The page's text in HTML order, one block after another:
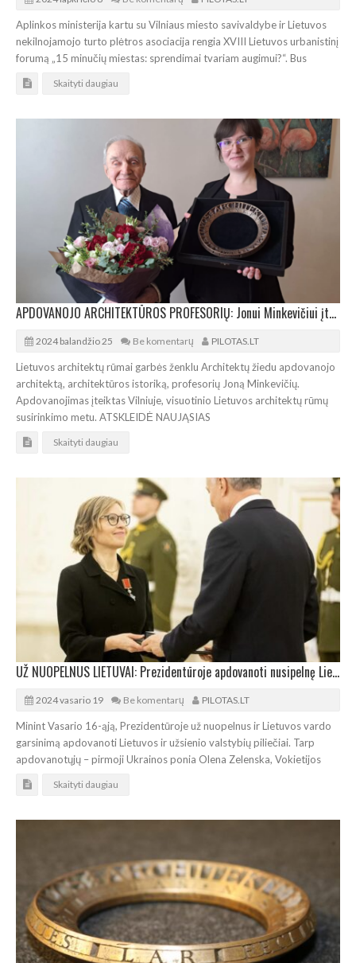
Aplinkos ministerija kartu su Vilniaus miesto savivaldybe ir Lietuvos
nekilnojamojo turto plėtros asociacija rengia XVIII Lietuvos urbanistinį
forumą „15 minučių miestas: sprendimai tvariam augimui?“. Bus
Skaityti daugiau
APDOVANOJO ARCHITEKTŪROS PROFESORIŲ: Jonui Minkevičiui įteiktas Architektų žiedas
2024 balandžio 25 Be komentarų PILOTAS.LT
Lietuvos architektų rūmai garbės ženklu Architektų žiedu apdovanojo
architektą, architektūros istoriką, profesorių Joną Minkevičių.
Apdovanojimas įteiktas Vilniuje, visuotinio Lietuvos architektų rūmų
susirinkimo metu. ATSKLEIDĖ NAUJĄSIAS
Skaityti daugiau
UŽ NUOPELNUS LIETUVAI: Prezidentūroje apdovanoti nusipelnę Lietuvos ir užsienio piliečiai
2024 vasario 19 Be komentarų PILOTAS.LT
Minint Vasario 16-ąją, Prezidentūroje už nuopelnus ir Lietuvos vardo
garsinimą apdovanoti Lietuvos ir užsienio valstybių piliečiai. Tarp
apdovanotųjų – pirmoji Ukrainos ponia Olena Zelenska, Vokietijos
Skaityti daugiau